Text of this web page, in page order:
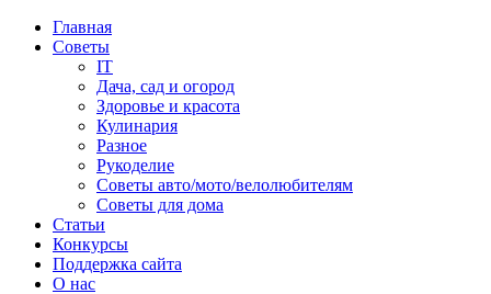
Главная
Советы
IT
Дача, сад и огород
Здоровье и красота
Кулинария
Разное
Рукоделие
Советы авто/мото/велолюбителям
Советы для дома
Статьи
Конкурсы
Поддержка сайта
О нас